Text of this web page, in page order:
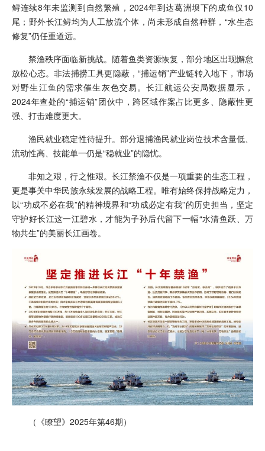
鲟连续8年未监测到自然繁殖，2024年到达葛洲坝下的成鱼仅10
尾；野外长江鲟均为人工放流个体，尚未形成自然种群，“水生态
修复”仍任重道远。
禁渔秩序面临新挑战。随着鱼类资源恢复，部分地区出现懈怠
放松心态。非法捕捞工具更隐蔽，“捕运销”产业链转入地下，市场
对野生江鱼的需求催生灰色交易。长江航运公安局数据显示，
2024年查处的“捕运销”团伙中，跨区域作案占比更多、隐蔽性更
强、打击难度更大。
渔民就业稳定性待提升。部分退捕渔民就业岗位技术含量低、
流动性高、技能单一仍是“稳就业”的隐忧。
非知之艰，行之惟艰。长江禁渔不仅是一项重要的生态工程，
更是事关中华民族永续发展的战略工程。唯有始终保持战略定力，
以“功成不必在我”的精神境界和“功成必定有我”的历史担当，坚定
守护好长江这一江碧水，才能为子孙后代留下一幅“水清鱼跃、万
物共生”的美丽长江画卷。
（《瞭望》2025年第46期）